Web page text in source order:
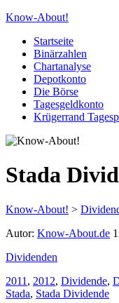
Know-About!
Startseite
Binärzahlen
Chartanalyse
Depotkonto
Die Börse
Tagesgeldkonto
Krügerrand
Stada
Know-About! >
Autor: Know-About.de
Dividenden
2011 , 2012, Dividende,
Stada, Stada Dividende